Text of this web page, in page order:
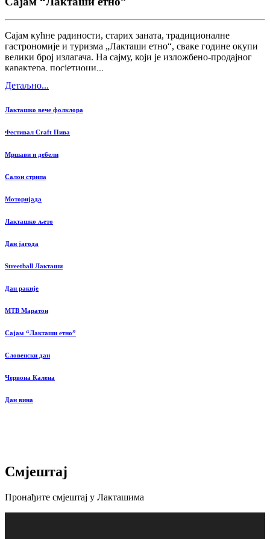
Сајам кућне радиности, старих заната, традиционалне
гастрономије и туризма „Лакташи етно“, сваке године окупи
велики број излагача. На сајму, који је изложбено-продајног
карактера, посјетиоци...
Детаљно...
Лакташко вече фолклора
Фестивал Craft Пива
Мршави и дебели
Салон стрипа
Моторијада
Лакташко љето
Дан јагода
Streetball Лакташи
Дан ракије
MTB Маратон
Сајам “Лакташи етно”
Словенски дан
Червона Калена
Дан вина
Смјештај
Пронађите смјештај у Лакташима